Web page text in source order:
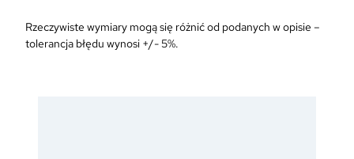
Rzeczywiste wymiary mogą się różnić od podanych w opisie –
tolerancja błędu wynosi +/- 5%.